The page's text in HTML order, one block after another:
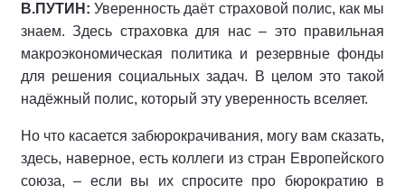
В.ПУТИН: Уверенность даёт страховой полис, как мы
знаем. Здесь страховка для нас – это правильная
макроэкономическая политика и резервные фонды
для решения социальных задач. В целом это такой
надёжный полис, который эту уверенность вселяет.
Но что касается забюрокрачивания, могу вам сказать,
здесь, наверное, есть коллеги из стран Европейского
союза, – если вы их спросите про бюрократию в